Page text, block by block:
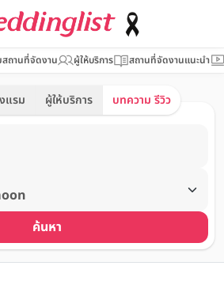
สถานที่จัดงาน ผู้ให้บริการ สถานที่จัดงานแนะนำ
แรม ผู้ให้บริการ บทความ รีวิว
ค้นหา